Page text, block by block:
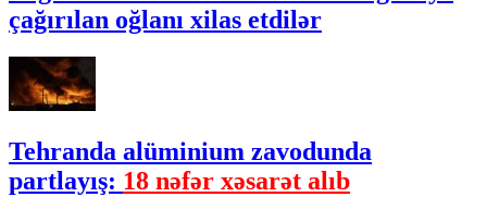
çağırılan oğlanı xilas etdilər
Tehranda alüminium zavodunda
partlayış: 18 nəfər xəsarət alıb